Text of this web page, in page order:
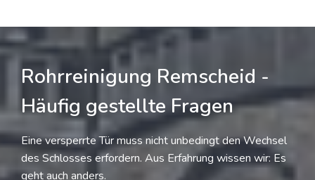
Rohrreinigung Remscheid -
Häufig gestellte Fragen
Eine versperrte Tür muss nicht unbedingt den Wechsel
des Schlosses erfordern. Aus Erfahrung wissen wir: Es
geht auch anders.